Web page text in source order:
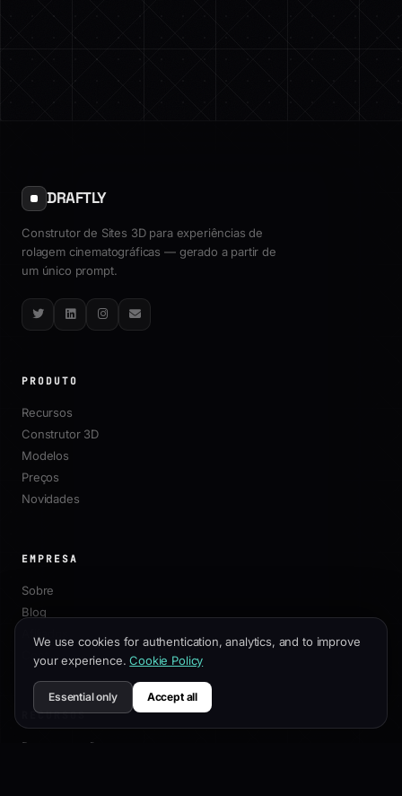
DRAFTLY
Construtor de Sites 3D para experiências de
rolagem cinematográficas — gerado a partir de
um único prompt.
TwitterLinkedInInstagram
Email
PRODUTO
Recursos
Construtor 3D
Modelos
Preços
Novidades
EMPRESA
Sobre
Blog
Contato
RECURSOS
Documentação
We use cookies for authentication, analytics, and to improve
your experience. Cookie Policy
Essential only Accept all